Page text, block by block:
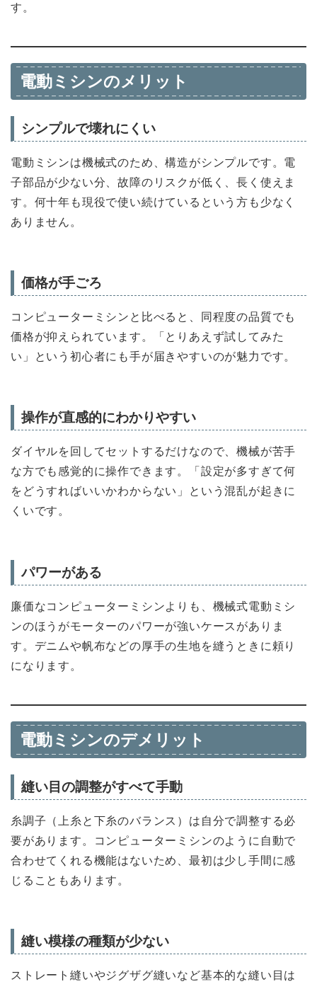
す。
電動ミシンのメリット
シンプルで壊れにくい
電動ミシンは機械式のため、構造がシンプルです。電
子部品が少ない分、故障のリスクが低く、長く使えま
す。何十年も現役で使い続けているという方も少なく
ありません。
価格が手ごろ
コンピューターミシンと比べると、同程度の品質でも
価格が抑えられています。「とりあえず試してみた
い」という初心者にも手が届きやすいのが魅力です。
操作が直感的にわかりやすい
ダイヤルを回してセットするだけなので、機械が苦手
な方でも感覚的に操作できます。「設定が多すぎて何
をどうすればいいかわからない」という混乱が起きに
くいです。
パワーがある
廉価なコンピューターミシンよりも、機械式電動ミシ
ンのほうがモーターのパワーが強いケースがありま
す。デニムや帆布などの厚手の生地を縫うときに頼り
になります。
電動ミシンのデメリット
縫い目の調整がすべて手動
糸調子（上糸と下糸のバランス）は自分で調整する必
要があります。コンピューターミシンのように自動で
合わせてくれる機能はないため、最初は少し手間に感
じることもあります。
縫い模様の種類が少ない
ストレート縫いやジグザグ縫いなど基本的な縫い目は